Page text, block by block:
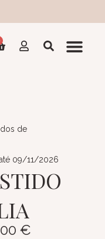
de
09/11/2026
€